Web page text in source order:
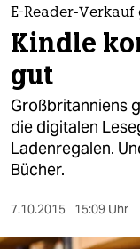
themen
politik
öko
gesellschaft
kultur
sport
E-Reader-
Kindle
gut
Großbritanniens
die digitalen
Ladenregalen.
Bücher.
7.10.2015 15:09 Uhr